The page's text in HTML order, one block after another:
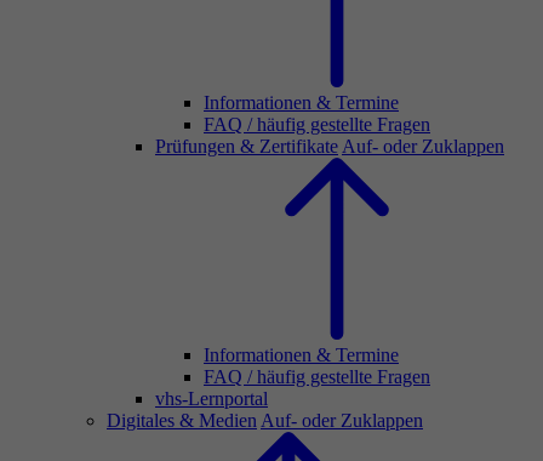
Informationen & Termine
FAQ / häufig gestellte Fragen
Prüfungen & Zertifikate Auf- oder Zuklappen
Informationen & Termine
FAQ / häufig gestellte Fragen
vhs-Lernportal
Digitales & Medien Auf- oder Zuklappen